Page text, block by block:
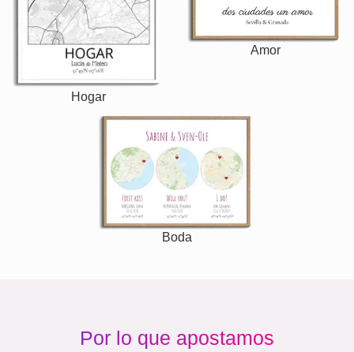
Hogar
Amor
Boda
Por lo que apostamos